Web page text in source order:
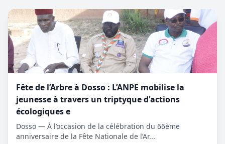
Fête de l’Arbre à Dosso : L’ANPE mobilise la
jeunesse à travers un triptyque d'actions
écologiques e
Dosso — À l’occasion de la célébration du 66ème
anniversaire de la Fête Nationale de l’Ar...